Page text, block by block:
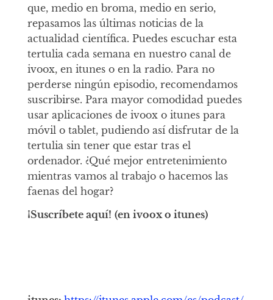
que, medio en broma, medio en serio,
repasamos las últimas noticias de la
actualidad científica. Puedes escuchar esta
tertulia cada semana en nuestro canal de
ivoox, en itunes o en la radio. Para no
perderse ningún episodio, recomendamos
suscribirse. Para mayor comodidad puedes
usar aplicaciones de ivoox o itunes para
móvil o tablet, pudiendo así disfrutar de la
tertulia sin tener que estar tras el
ordenador. ¿Qué mejor entretenimiento
mientras vamos al trabajo o hacemos las
faenas del hogar?
¡Suscríbete aquí! (en ivoox o itunes)